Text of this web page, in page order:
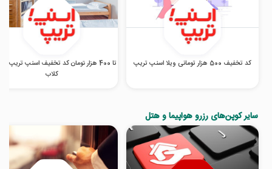
کد تخفیف 500 هزار تومانی ویلا اسنپ تریپ
تا 400 هزار تومان کد تخفیف اسنپ تریپ
کلاب
سایر کوپن‌های رزرو هواپیما و هتل